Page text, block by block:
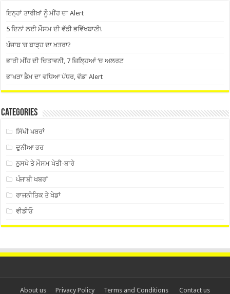
ਇਨ੍ਹਾਂ ਤਾਰੀਖ਼ਾਂ ਨੂੰ ਮੀਂਹ ਦਾ Alert
5 ਦਿਨਾਂ ਲਈ ਮੌਸਮ ਦੀ ਵੱਡੀ ਭਵਿੱਖਬਾਣੀ!
ਪੰਜਾਬ ‘ਚ ਬਾੜ੍ਹ ਦਾ ਖ਼ਤਰਾ?
ਭਾਰੀ ਮੀਂਹ ਦੀ ਚਿਤਾਵਨੀ, 7 ਜ਼ਿਲ੍ਹਿਆਂ ‘ਚ ਅਲਰਟ
ਭਾਖੜਾ ਡੈਮ ਦਾ ਵਧਿਆ ਪੱਧਰ, ਵੱਡਾ Alert
Categories
ਸਿੱਖੀ ਖਬਰਾਂ
ਦੁਨੀਆ ਭਰ
ਨੁਸਖੇ ਤੇ ਮੌਸਮ ਖੇਤੀ-ਬਾਰੇ
ਪੰਜਾਬੀ ਖਬਰਾਂ
ਰਾਜਨੀਤਿਕ ਤੇ ਖੇਡਾਂ
ਵੀਡੀਓ
About us Privacy Policy Terms and Conditions Contact us